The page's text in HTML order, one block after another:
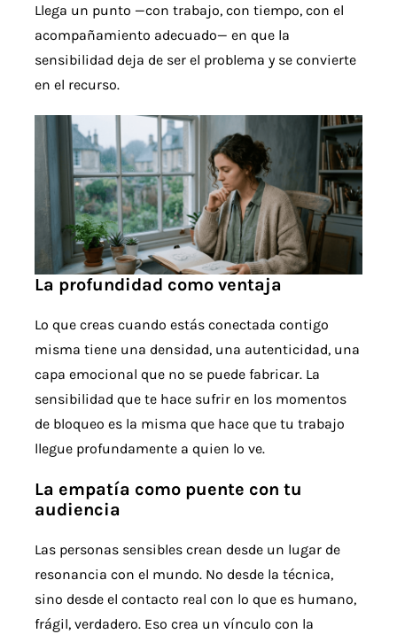
Llega un punto —con trabajo, con tiempo, con el
acompañamiento adecuado— en que la
sensibilidad deja de ser el problema y se convierte
en el recurso.
La profundidad como ventaja
Lo que creas cuando estás conectada contigo
misma tiene una densidad, una autenticidad, una
capa emocional que no se puede fabricar. La
sensibilidad que te hace sufrir en los momentos
de bloqueo es la misma que hace que tu trabajo
llegue profundamente a quien lo ve.
La empatía como puente con tu
audiencia
Las personas sensibles crean desde un lugar de
resonancia con el mundo. No desde la técnica,
sino desde el contacto real con lo que es humano,
frágil, verdadero. Eso crea un vínculo con la